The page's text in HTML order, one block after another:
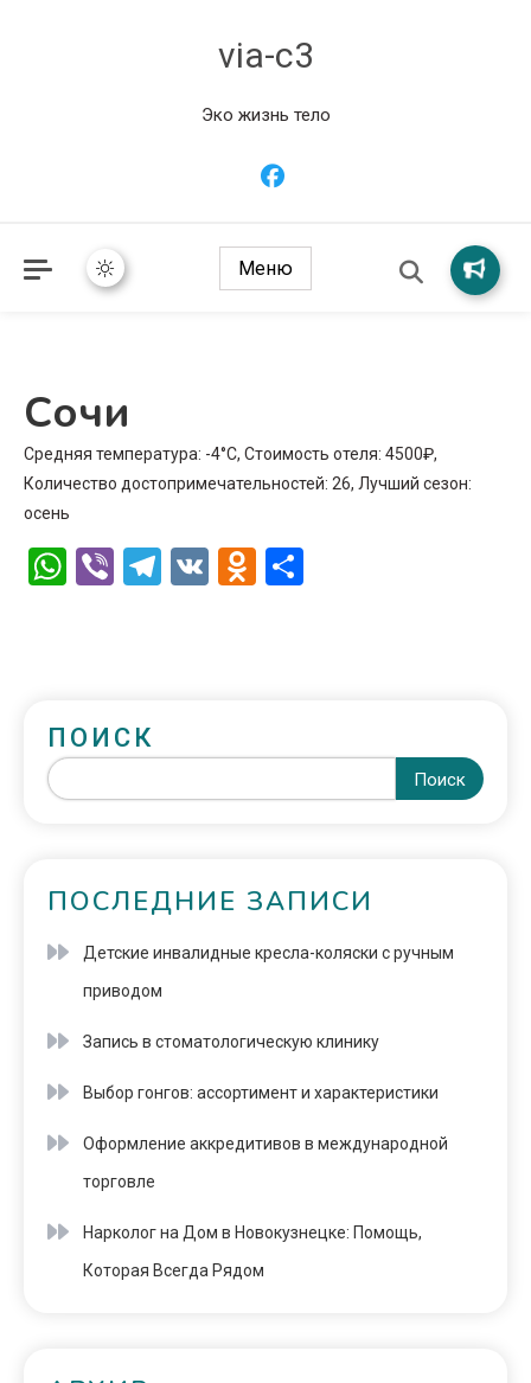
via-c3
Эко жизнь тело
Меню
Сочи
Средняя температура: -4°C, Стоимость отеля: 4500₽,
Количество достопримечательностей: 26, Лучший сезон:
осень
WhatsApp
ViberTelegram
VK Odnoklassniki
ПОИСК
Поиск
ПОСЛЕДНИЕ ЗАПИСИ
Детские инвалидные кресла-коляски с ручным
приводом
Запись в стоматологическую клинику
Выбор гонгов: ассортимент и характеристики
Оформление аккредитивов в международной
торговле
Нарколог на Дом в Новокузнецке: Помощь,
Которая Всегда Рядом